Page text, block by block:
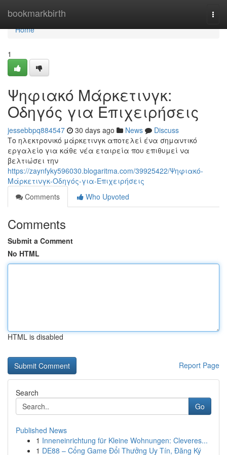
bookmarkbirth
Home
Home
1
Ψηφιακό Μάρκετινγκ:
Οδηγός για Επιχειρήσεις
jessebbpq884547 30 days ago News
Discuss
Το ηλεκτρονικό μάρκετινγκ αποτελεί ένα σημαντικό
εργαλείο για κάθε νέα εταιρεία που επιθυμεί να
βελτιώσει την
https://zaynfyky596030.blogaritma.com/39925422/Ψηφιακό-
Μάρκετινγκ-Οδηγός-για-Επιχειρήσεις
Comments
Who Upvoted
Comments
Submit a Comment
No HTML
HTML is disabled
Report Page
Search
Go
Published News
1 Inneneinrichtung für Kleine Wohnungen: Cleveres...
1 DE88 – Cổng Game Đổi Thưởng Uy Tín, Đăng Ký